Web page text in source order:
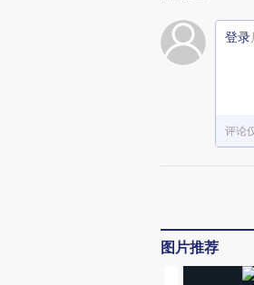
登录
评论
图片推荐